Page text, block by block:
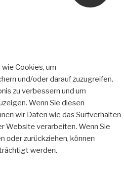
Cookies, um
und/oder darauf zuzugreifen.
zu verbessern und um
Wenn Sie diesen
wir Daten wie das Surfverhalten
Website verarbeiten. Wenn Sie
oder zurückziehen, können
werden.